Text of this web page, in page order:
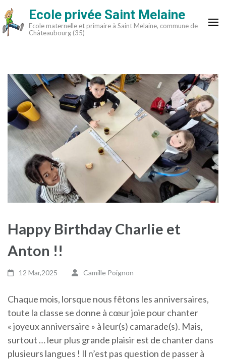
Aller
au
contenu
Ecole privée Saint Melaine
Ecole maternelle et primaire à Saint Melaine, commune de
Châteaubourg (35)
Happy Birthday Charlie et
Anton !!
12 Mar,2025 Camille Poignon
Chaque mois, lorsque nous fêtons les anniversaires,
toute la classe se donne à cœur joie pour chanter
« joyeux anniversaire » à leur(s) camarade(s). Mais,
surtout … leur plus grande plaisir est de chanter dans
plusieurs langues ! Il n’est pas question de passer à